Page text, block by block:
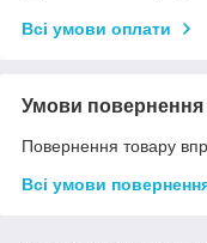
Всі умови оплати
Умови повернення
Повернення товару
Всі умови